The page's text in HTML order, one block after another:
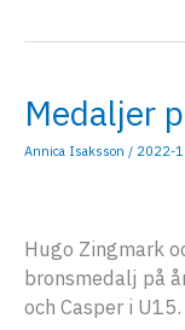
Medaljer
Annica Isaksson / 2022-
Hugo Zingmark
bronsmedalj på
och Casper i